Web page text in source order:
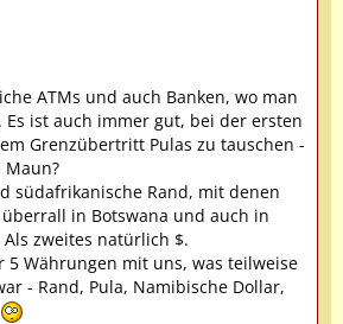
ATMs und auch Banken, wo man
ist auch immer gut, bei der ersten
Grenzübertritt Pulas zu tauschen -
südafrikanische Rand, mit denen
in Botswana und auch in
zweites natürlich $.
5 Währungen mit uns, was teilweise
- Rand, Pula, Namibische Dollar,